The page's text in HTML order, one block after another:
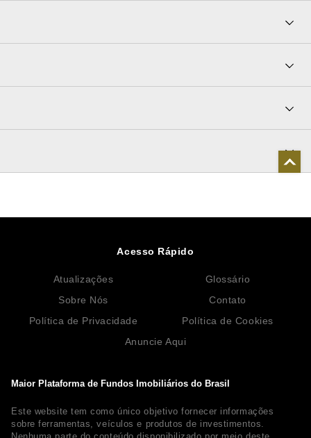
Maior Plataforma de Fundos Imobiliários do Brasil
Este website tem como único objetivo fornecer informações
sobre ferramentas, veículos e produtos de investimentos.
Acesso Rápido
Atualizações
Glossário
Sobre Nós
Contato
Política de Privacidade
Política de Cookies
Anuncie Aqui